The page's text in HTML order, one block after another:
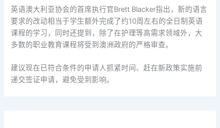
英语澳大利亚协会的首席执行官Brett Blacker指出，新的语言
要求的改动相当于学生额外完成了约10周左右的全日制英语
课程的学习，同时还提到，除了在护理等高需求领域外，大
多数的职业教育课程将受到澳洲政府的严格审查。
建议现在已符合条件的申请人抓紧时间、赶在新政策实施前
递交签证申请，避免受到影响。